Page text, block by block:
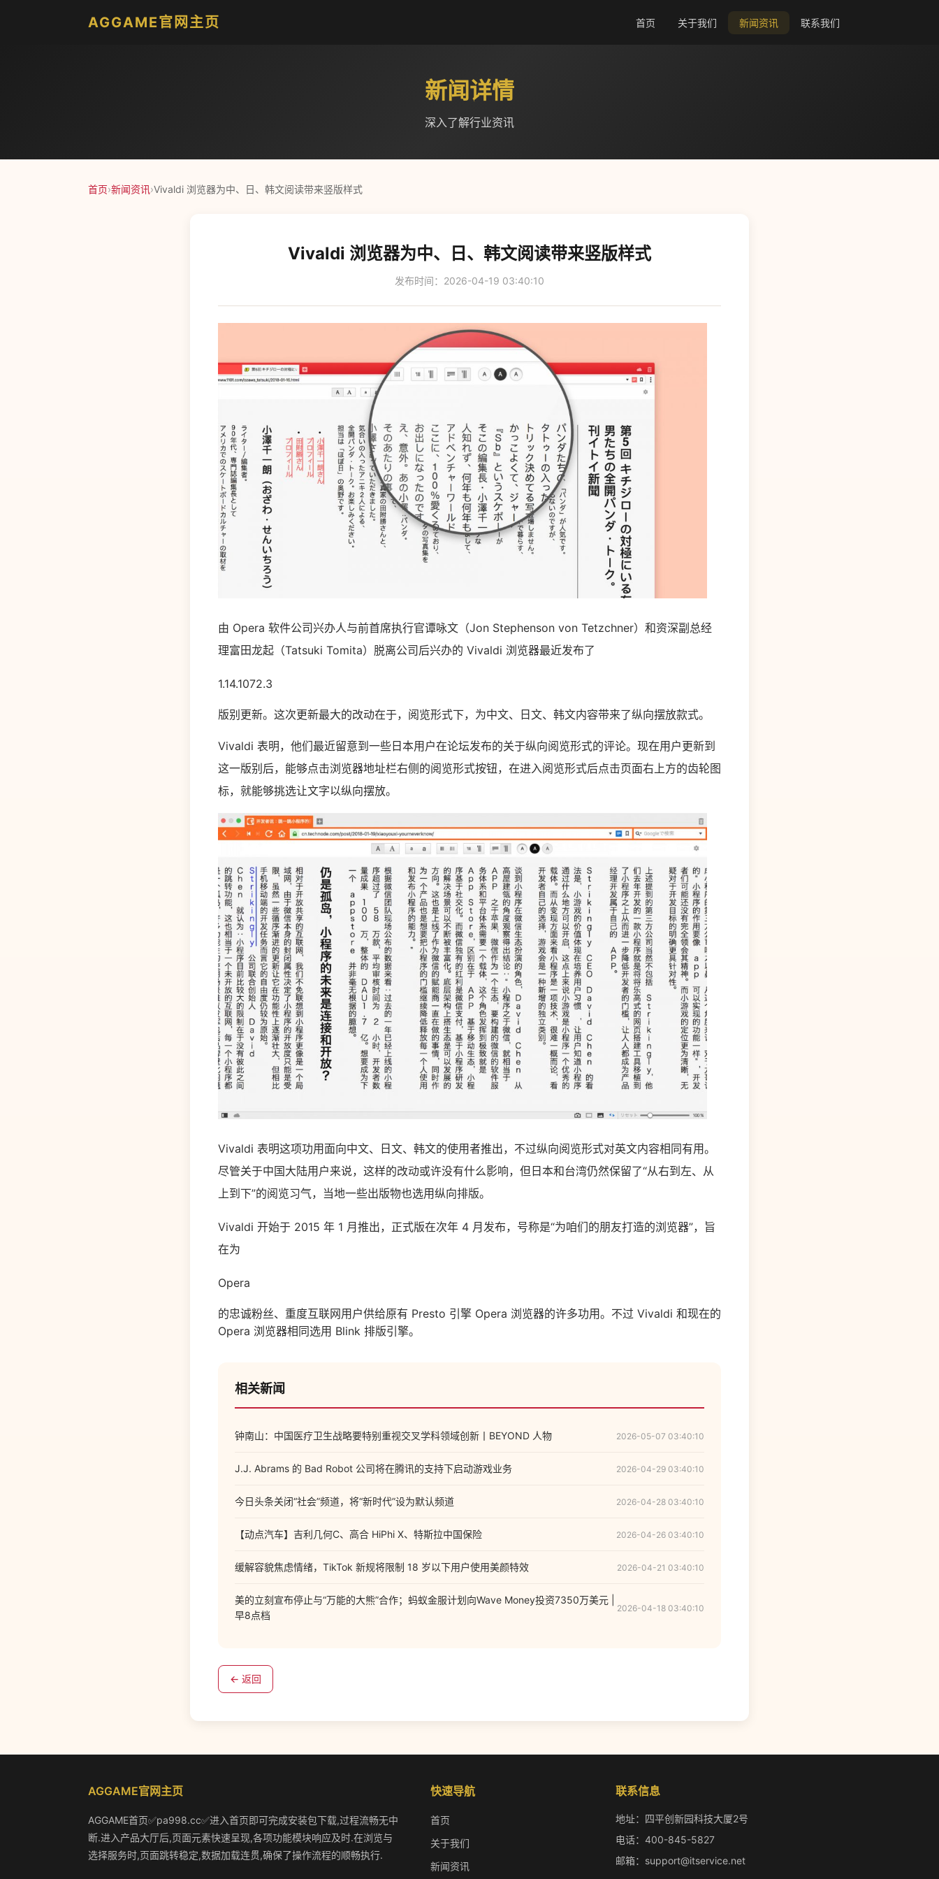
AGGAME官网主页 首页 关于我们 新闻资讯 联系我们
新闻详情
深入了解行业资讯
首页›新闻资讯›Vivaldi 浏览器为中、日、韩文阅读带来竖版样式
Vivaldi 浏览器为中、日、韩文阅读带来竖版样式
发布时间：2026-04-19 03:40:10
由 Opera 软件公司兴办人与前首席执行官谭咏文（Jon Stephenson von Tetzchner）和资深副总经
理富田龙起（Tatsuki Tomita）脱离公司后兴办的 Vivaldi 浏览器最近发布了
1.14.1072.3
版别更新。这次更新最大的改动在于，阅览形式下，为中文、日文、韩文内容带来了纵向摆放款式。
Vivaldi 表明，他们最近留意到一些日本用户在论坛发布的关于纵向阅览形式的评论。现在用户更新到
这一版别后，能够点击浏览器地址栏右侧的阅览形式按钮，在进入阅览形式后点击页面右上方的齿轮图
标，就能够挑选让文字以纵向摆放。
Vivaldi 表明这项功用面向中文、日文、韩文的使用者推出，不过纵向阅览形式对英文内容相同有用。
尽管关于中国大陆用户来说，这样的改动或许没有什么影响，但日本和台湾仍然保留了“从右到左、从
上到下”的阅览习气，当地一些出版物也选用纵向排版。
Vivaldi 开始于 2015 年 1 月推出，正式版在次年 4 月发布，号称是“为咱们的朋友打造的浏览器”，旨
在为
Opera
的忠诚粉丝、重度互联网用户供给原有 Presto 引擎 Opera 浏览器的许多功用。不过 Vivaldi 和现在的
Opera 浏览器相同选用 Blink 排版引擎。
相关新闻
钟南山：中国医疗卫生战略要特别重视交叉学科领域创新丨BEYOND 人物 2026-05-07 03:40:10
J.J. Abrams 的 Bad Robot 公司将在腾讯的支持下启动游戏业务 2026-04-29 03:40:10
今日头条关闭“社会”频道，将“新时代”设为默认频道 2026-04-28 03:40:10
【动点汽车】吉利几何C、高合 HiPhi X、特斯拉中国保险 2026-04-26 03:40:10
缓解容貌焦虑情绪，TikTok 新规将限制 18 岁以下用户使用美颜特效 2026-04-21 03:40:10
美的立刻宣布停止与“万能的大熊”合作；蚂蚁金服计划向Wave Money投资7350万美元 |
早8点档
2026-04-18 03:40:10
← 返回
AGGAME官网主页
AGGAME首页✅pa998.cc✅进入首页即可完成安装包下载,过程流畅无中
断.进入产品大厅后,页面元素快速呈现,各项功能模块响应及时.在浏览与
选择服务时,页面跳转稳定,数据加载连贯,确保了操作流程的顺畅执行.
快速导航
首页
关于我们
新闻资讯
联系信息
地址：四平创新园科技大厦2号
电话：400-845-5827
邮箱：support@itservice.net